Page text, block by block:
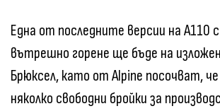
Една от последните версии на A110
вътрешно горене ще бъде на
Брюксел, като от Alpine посочват,
няколко свободни бройки за